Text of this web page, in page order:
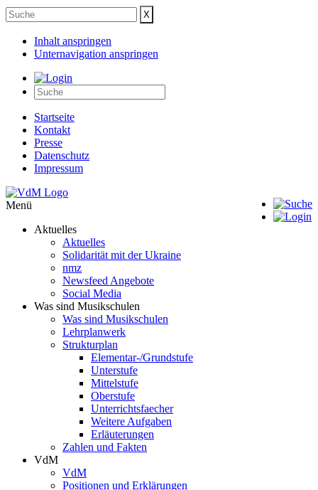
Inhalt anspringen
Unternavigation anspringen
Startseite
Kontakt
Presse
Datenschutz
Impressum
Menü
Aktuelles
Aktuelles
Solidarität mit der Ukraine
nmz
Newsfeed Angebote
Social Media
Was sind Musikschulen
Was sind Musikschulen
Lehrplanwerk
Strukturplan
Elementar-/Grundstufe
Unterstufe
Mittelstufe
Oberstufe
Unterrichtsfaecher
Weitere Aufgaben
Erläuterungen
Zahlen und Fakten
VdM
VdM
Positionen und Erklärungen